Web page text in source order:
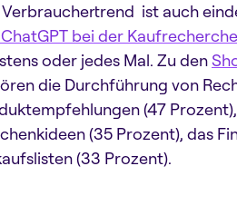
Verbrauchertrend ist auch
bei der
oder jedes Mal. Zu den
die Durchführung von
(47
(35 Prozent), das
(33 Prozent).